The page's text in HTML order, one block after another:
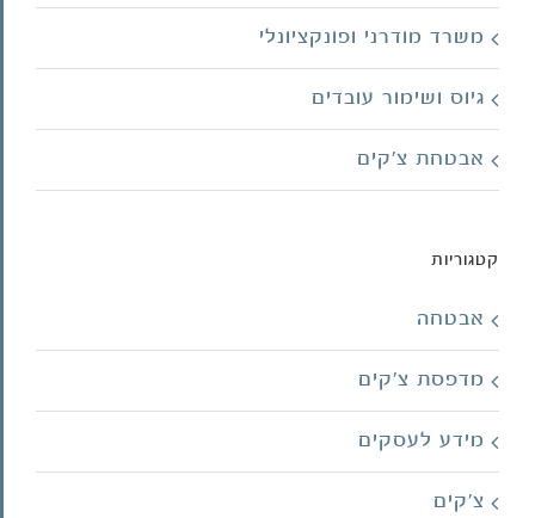
משרד מודרני ופונקציונלי
גיוס ושימור עובדים
אבטחת צ'קים
קטגוריות
אבטחה
מדפסת צ'קים
מידע לעסקים
צ'קים